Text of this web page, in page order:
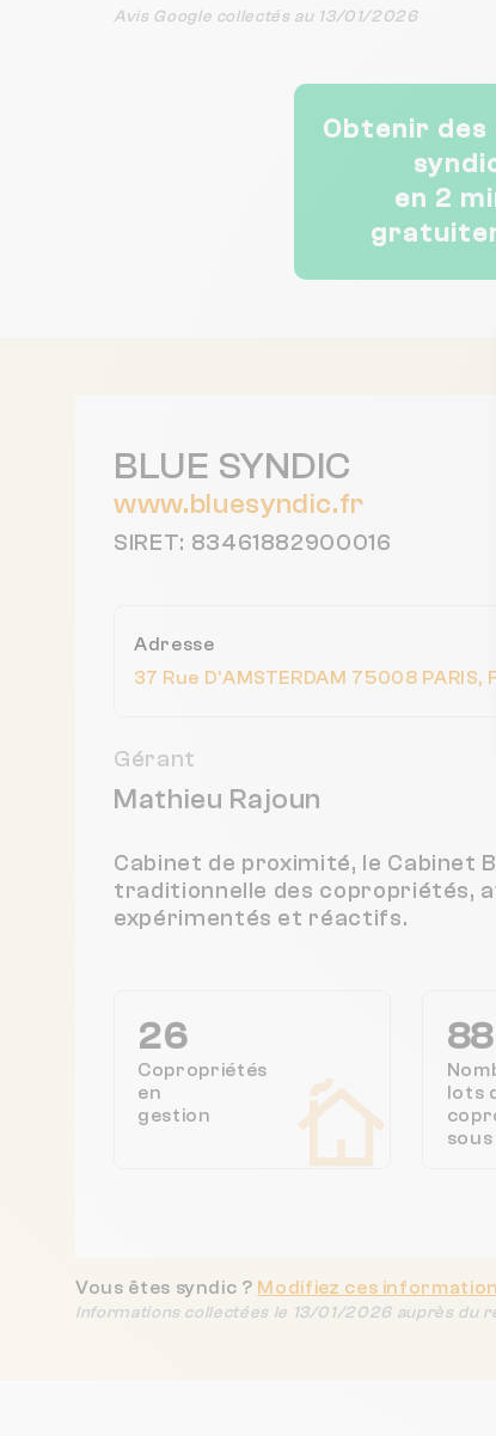
Avis Google collectés au 13/01/2026
Obtenir des
en 2
BLUE SYNDIC
www.bluesyndic.fr
SIRET: 83461882900016
Adresse
37 Rue D'AMSTERDAM 75008 PARIS,
Gérant
Mathieu Rajoun
Cabinet de proximité, le Cabinet
traditionnelle des copropriétés,
expérimentés et réactifs.
26
Copropriétés
en
gestion
lots
Vous êtes syndic ? Modifiez ces
Informations collectées le 13/01/2026 auprès du